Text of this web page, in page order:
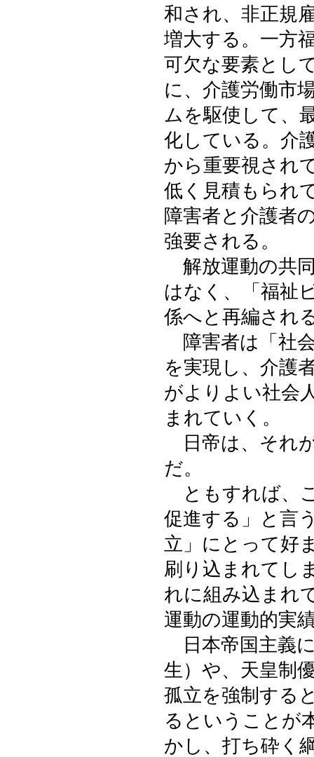
和され、非正規
増大する。一方
可欠な要素とし
に、介護労働市
ムを駆使して、
化している。介
から重要視され
低く見積もられ
障害者と介護者
強要される。
解放運動の共
はなく、「福祉
係へと再編され
障害者は「社
を実現し、介護
がよりよい社会
まれていく。
日帝は、それ
だ。
ともすれば、
促進する」と言
立」にとって好
刷り込まれてし
れに組み込まれ
運動の運動的実
日本帝国主義
生）や、天皇制
孤立を強制する
るということが
かし、打ち砕く